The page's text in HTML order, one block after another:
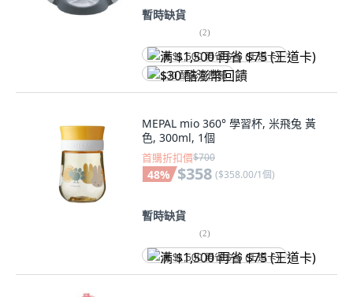
暫時缺貨
(2)
满 $1,500 再省 $75 (王道卡)
$30 酷澎幣回饋
MEPAL mio 360° 學習杯, 米飛兔 黃
色, 300ml, 1個
首購折扣價$700
48% $358 ($358.00/1個)
暫時缺貨
(2)
满 $1,500 再省 $75 (王道卡)